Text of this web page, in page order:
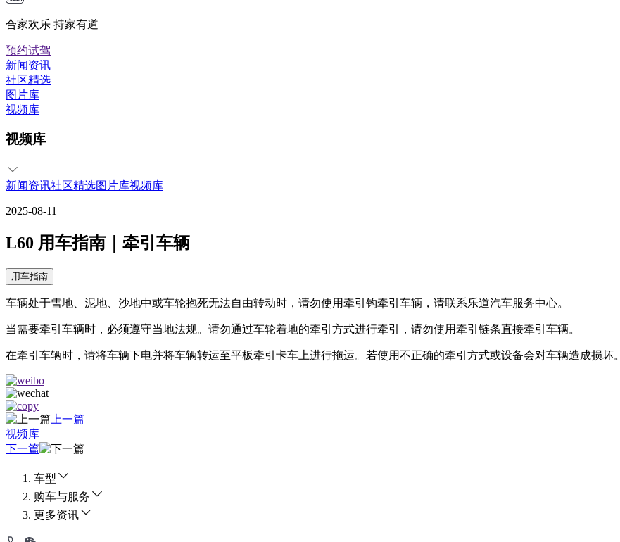
合家欢乐 持家有道
预约试驾
新闻资讯
社区精选
图片库
视频库
视频库
新闻资讯社区精选图片库视频库
2025-08-11
L60 用车指南｜牵引车辆
用车指南
车辆处于雪地、泥地、沙地中或车轮抱死无法自由转动时，请勿使用牵引钩牵引车辆，请联系乐道汽车服务中心。
当需要牵引车辆时，必须遵守当地法规。请勿通过车轮着地的牵引方式进行牵引，请勿使用牵引链条直接牵引车辆。
在牵引车辆时，请将车辆下电并将车辆转运至平板牵引卡车上进行拖运。若使用不正确的牵引方式或设备会对车辆造成损坏。
上一篇
视频库
下一篇
车型
购车与服务
更多资讯